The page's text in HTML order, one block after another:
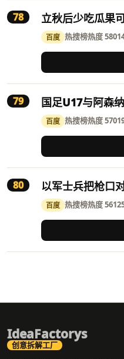
78 立秋后少吃瓜果
百度 热搜榜热度
79 国足U17与阿森
百度 热搜榜热度
80 以军士兵把枪口
百度 热搜榜热度
IdeaFactorys
创意拆解工厂